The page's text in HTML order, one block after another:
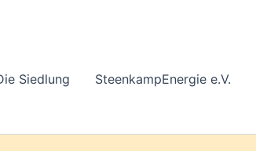
Siedlung SteenkampEnergie e.V.